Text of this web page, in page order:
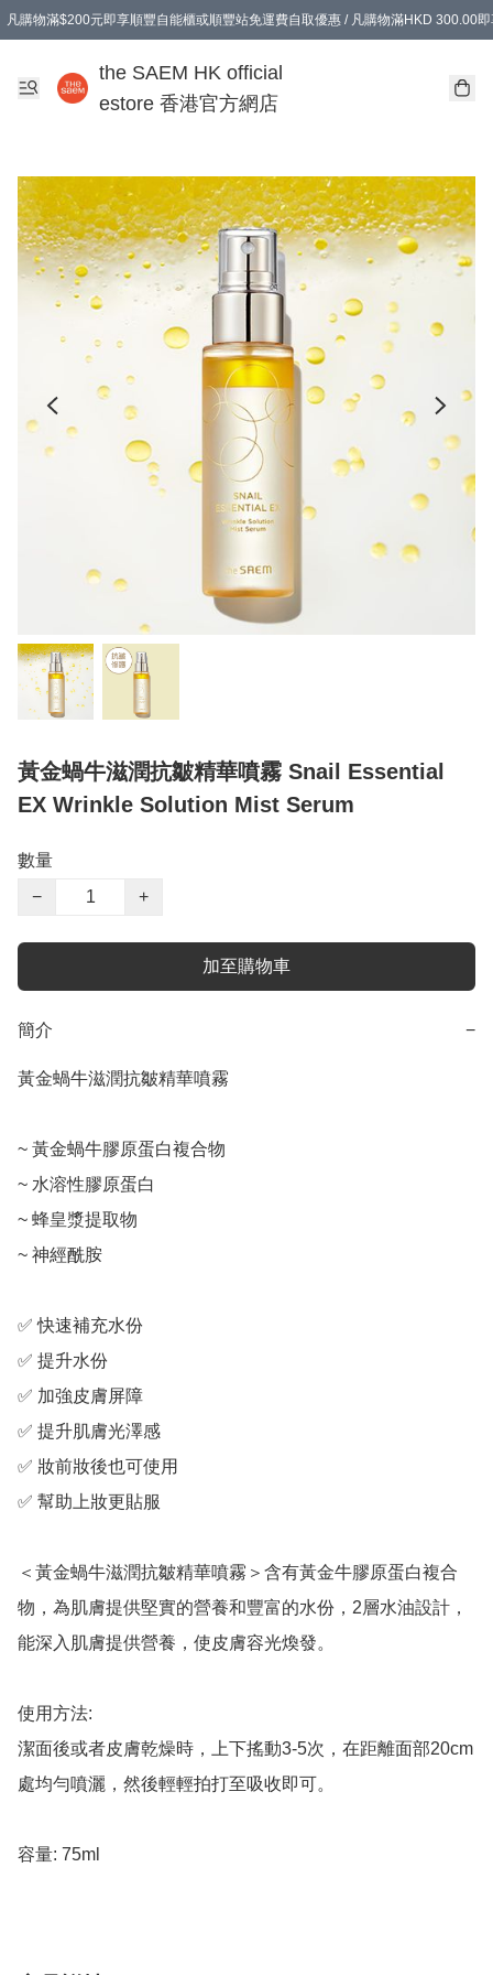
凡購物滿$200元即享順豐自能櫃或順豐站免運費自取優惠 / 凡購物滿HKD 300.00
the SAEM HK official
estore 香港官方網店
黃金蝸牛滋潤抗皺精華噴霧 Snail Essential
EX Wrinkle Solution Mist Serum
數量
−
+
加至購物車
簡介 −
黃金蝸牛滋潤抗皺精華噴霧
~ 黃金蝸牛膠原蛋白複合物
~ 水溶性膠原蛋白
~ 蜂皇漿提取物
~ 神經酰胺
✅ 快速補充水份
✅ 提升水份
✅ 加強皮膚屏障
✅ 提升肌膚光澤感
✅ 妝前妝後也可使用
✅ 幫助上妝更貼服
＜黃金蝸牛滋潤抗皺精華噴霧＞含有黃金牛膠原蛋白複合
物，為肌膚提供堅實的營養和豐富的水份，2層水油設計，
能深入肌膚提供營養，使皮膚容光煥發。
使用方法:
潔面後或者皮膚乾燥時，上下搖動3-5次，在距離面部20cm
處均勻噴灑，然後輕輕拍打至吸收即可。
容量: 75ml